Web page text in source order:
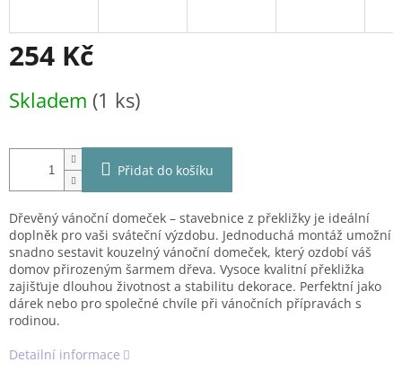
254 Kč
cena:
Skladem (1 ks)
Přidat do košíku
Dřevěný vánoční domeček – stavebnice z překližky je ideální
doplněk pro vaši sváteční výzdobu. Jednoduchá montáž umožní
snadno sestavit kouzelný vánoční domeček, který ozdobí váš
domov přirozeným šarmem dřeva. Vysoce kvalitní překližka
zajišťuje dlouhou životnost a stabilitu dekorace. Perfektní jako
dárek nebo pro společné chvíle při vánočních přípravách s
rodinou.
Detailní informace